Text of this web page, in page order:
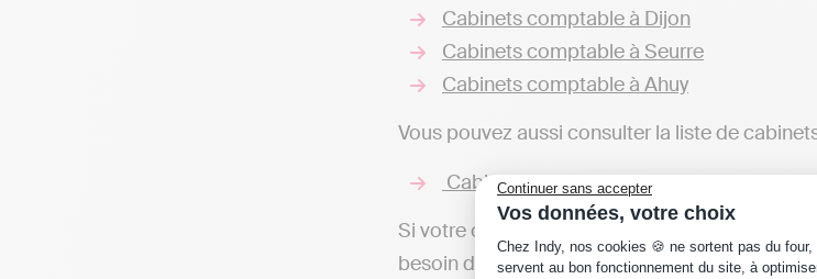
Continuer sans accepter
Vos données, votre choix
Plateforme de Gestion du
Chez Indy, nos cookies 🍪 ne sortent pas du four,
servent au bon fonctionnement du site, à
Cabinets comptable à Dijon
Cabinets comptable à Seurre
Cabinets comptable à Ahuy
Vous pouvez aussi consulter la liste de
Cabinets comptable en Côte-d"or
Si votre objectif est de réaliser votre
besoin d’un cabinet comptable et qu’il est